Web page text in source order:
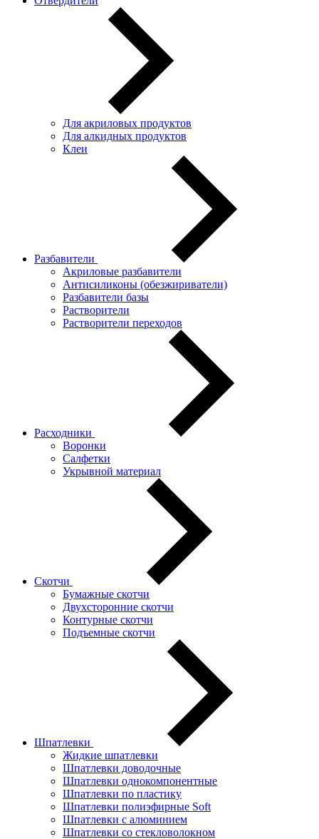
Для акриловых продуктов
Для алкидных продуктов
Клеи
Разбавители
Акриловые разбавители
Антисиликоны (обезжириватели)
Разбавители базы
Растворители
Растворители переходов
Расходники
Воронки
Салфетки
Укрывной материал
Скотчи
Бумажные скотчи
Двухсторонние скотчи
Контурные скотчи
Подъемные скотчи
Шпатлевки
Жидкие шпатлевки
Шпатлевки доводочные
Шпатлевки однокомпонентные
Шпатлевки по пластику
Шпатлевки полиэфирные Soft
Шпатлевки с алюминием
Шпатлевки со стекловолокном